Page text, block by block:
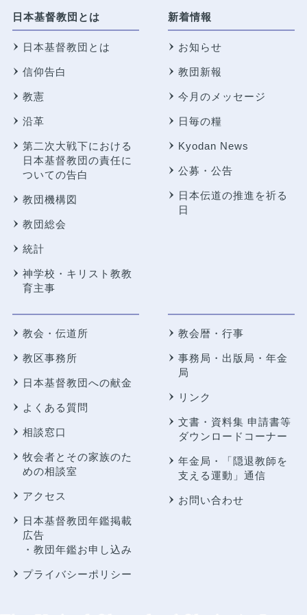
日本基督教団とは
日本基督教団とは
信仰告白
教憲
沿革
第二次大戦下における
日本基督教団の責任に
ついての告白
教団機構図
教団総会
統計
神学校・キリスト教教
育主事
新着情報
お知らせ
教団新報
今月のメッセージ
日毎の糧
Kyodan News
公募・公告
日本伝道の推進を祈る
日
教会・伝道所
教区事務所
日本基督教団への献金
よくある質問
相談窓口
牧会者とその家族のた
めの相談室
アクセス
日本基督教団年鑑掲載
広告
・教団年鑑お申し込み
プライバシーポリシー
教会暦・行事
事務局・出版局・年金
局
リンク
文書・資料集 申請書等
ダウンロードコーナー
年金局・
「隠退教師を
支える運動」通信
お問い合わせ